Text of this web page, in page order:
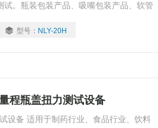
试。瓶装包装产品、吸嘴包装产品、软管
型号： NLY-20H
程瓶盖扭力测试设备
设备 适用于制药行业、食品行业、饮料